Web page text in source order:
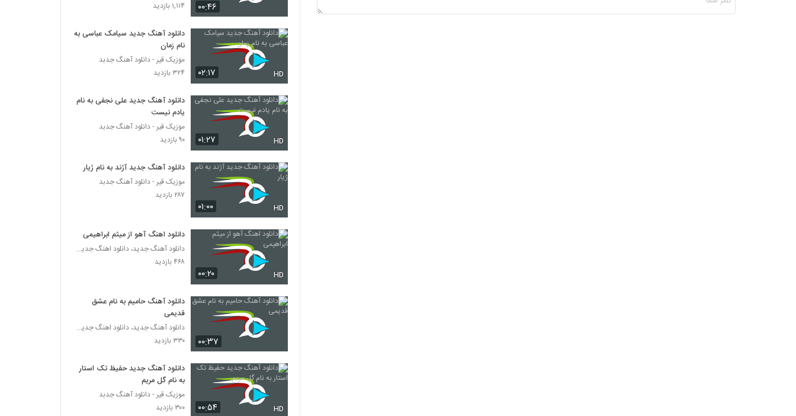
(Mojtaba Shah Ali Moo Khormayi)
موزیک زیبای به حالم نظر کن از بابک بابایی
دانلود آهنگ مجتبی جعفری سربار
۲۹۶ بازدید
دانلود آهنگ جدید و زیبای محمد خدابنده با نام
۲۳۶ بازدید
آهنگ نه نرو (رمیکس جدید) از سیروان
خسروی(پاپ)
۲۸۰ بازدید
دانلود آهنگ فرزاد بختیاری شیدایی
۲۴۲ بازدید
۸۳۲ بازدید
دانلود آهنگ امیر راد شبگرد
۲۹۳ بازدید
آهنگ بارون از مسعود خسروی(پاپ)
۲۴۲ بازدید
۰۰:۴۶
۱,۱۱۴ بازدید
۰۲:۱۷ HD
دانلود آهنگ جدید سیامک عباسی به
نام زمان
موزیک قیر - دانلود آهنگ جدبد
۳۲۴ بازدید
۰۱:۲۷ HD
دانلود آهنگ جدید علی نجفی به نام
یادم نیست
موزیک قیر - دانلود آهنگ جدبد
۹۰ بازدید
۰۱:۰۰ HD
دانلود آهنگ جدید آژند به نام ژیار
موزیک قیر - دانلود آهنگ جدبد
۲۸۷ بازدید
۰۰:۲۰ HD
دانلود اهنگ آهو از میثم ابراهیمی
دانلود آهنگ جدید، دانلود اهنگ جدید ایرانی
۴۶۸ بازدید
۰۰:۳۷
دانلود آهنگ حامیم به نام عشق
قدیمی
دانلود آهنگ جدید، دانلود اهنگ جدید ایرانی
۳۳۰ بازدید
۰۰:۵۴ HD
دانلود آهنگ جدید حفیظ تک استار
به نام گل مریم
موزیک قیر - دانلود آهنگ جدبد
۳۰۰ بازدید